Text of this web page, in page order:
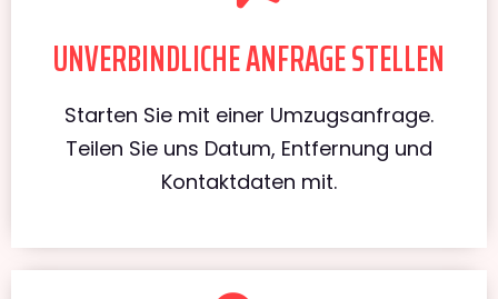
UNVERBINDLICHE ANFRAGE STELLEN
Starten Sie mit einer Umzugsanfrage.
Teilen Sie uns Datum, Entfernung und
Kontaktdaten mit.